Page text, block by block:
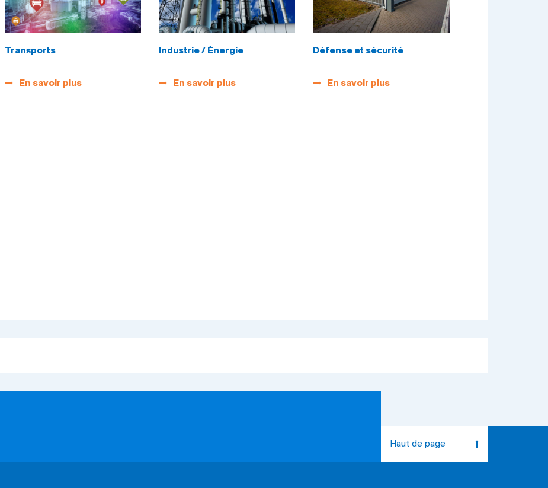
Transports
En savoir plus
Industrie / Énergie
En savoir plus
Défense et sécurité
En savoir plus
Haut de page